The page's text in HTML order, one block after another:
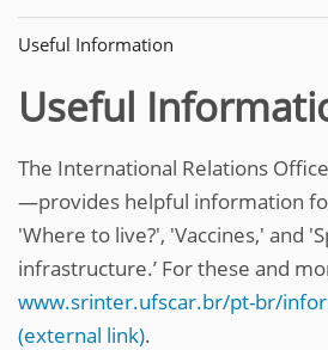
Useful Information
Useful
The International Relations
—provides helpful information
'Where to live?', 'Vaccines,' and
infrastructure.’ For these and
www.srinter.ufscar.br/pt-br/
(external link).